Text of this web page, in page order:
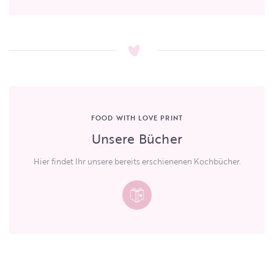
FOOD WITH LOVE PRINT
Unsere Bücher
Hier findet Ihr unsere bereits erschienenen Kochbücher.